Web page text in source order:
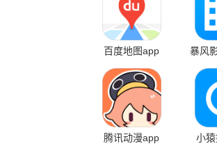
百度地图app 暴风
腾讯动漫app 小